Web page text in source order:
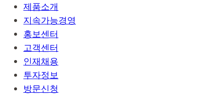
제품소개
지속가능경영
홍보센터
고객센터
인재채용
투자정보
방문신청